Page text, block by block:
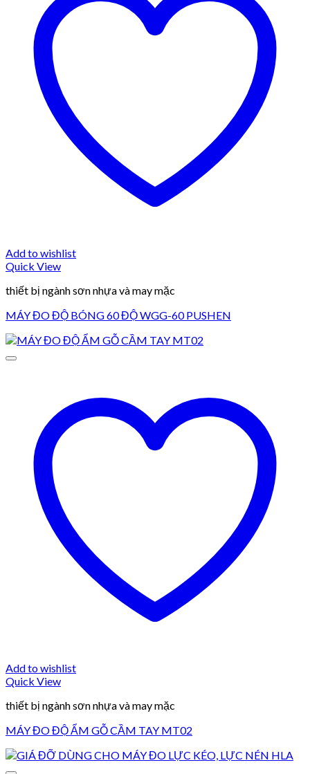
Add to wishlist
Quick View
thiết bị ngành sơn nhựa và may mặc
MÁY ĐO ĐỘ BÓNG 60 ĐỘ WGG-60 PUSHEN
Add to wishlist
Quick View
thiết bị ngành sơn nhựa và may mặc
MÁY ĐO ĐỘ ẨM GỖ CẦM TAY MT02